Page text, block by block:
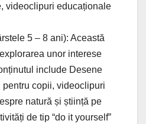
videoclipuri educaționale
5 – 8 ani): Această
unor interese
include Desene
pentru copii, videoclipuri
natură și știință pe
de tip “do it yourself”